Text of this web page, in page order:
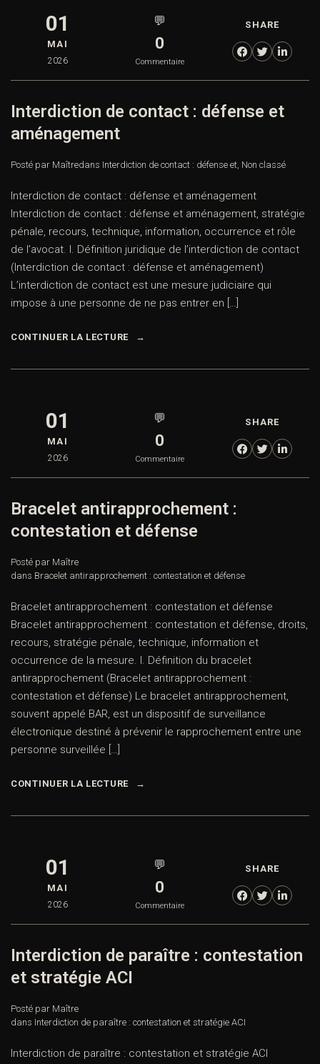
01
MAI
2026
💬
0
Commentaire
SHARE
Interdiction de contact : défense et
aménagement
Posté par Maîtredans Interdiction de contact : défense et, Non classé
Interdiction de contact : défense et aménagement
Interdiction de contact : défense et aménagement, stratégie
pénale, recours, technique, information, occurrence et rôle
de l’avocat. I. Définition juridique de l’interdiction de contact
(Interdiction de contact : défense et aménagement)
L’interdiction de contact est une mesure judiciaire qui
impose à une personne de ne pas entrer en […]
CONTINUER LA LECTURE
01
MAI
2026
💬
0
Commentaire
SHARE
Bracelet antirapprochement :
contestation et défense
Posté par Maître
dans Bracelet antirapprochement : contestation et défense
Bracelet antirapprochement : contestation et défense
Bracelet antirapprochement : contestation et défense, droits,
recours, stratégie pénale, technique, information et
occurrence de la mesure. I. Définition du bracelet
antirapprochement (Bracelet antirapprochement :
contestation et défense) Le bracelet antirapprochement,
souvent appelé BAR, est un dispositif de surveillance
électronique destiné à prévenir le rapprochement entre une
personne surveillée […]
CONTINUER LA LECTURE
01
MAI
2026
💬
0
Commentaire
SHARE
Interdiction de paraître : contestation
et stratégie ACI
Posté par Maître
dans Interdiction de paraître : contestation et stratégie ACI
Interdiction de paraître : contestation et stratégie ACI